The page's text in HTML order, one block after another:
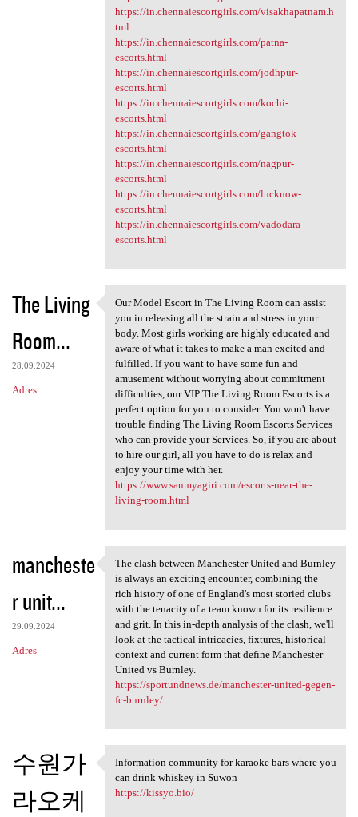
https://in.chennaiescortgirls.com/visakhapatnam.h
tml
https://in.chennaiescortgirls.com/patna-
escorts.html
https://in.chennaiescortgirls.com/jodhpur-
escorts.html
https://in.chennaiescortgirls.com/kochi-
escorts.html
https://in.chennaiescortgirls.com/gangtok-
escorts.html
https://in.chennaiescortgirls.com/nagpur-
escorts.html
https://in.chennaiescortgirls.com/lucknow-
escorts.html
https://in.chennaiescortgirls.com/vadodara-
escorts.html
The Living
Room...
28.09.2024
Adres
Our Model Escort in The
Our Model Escort in The Living Room can assist
you in releasing all the strain and stress in your
body. Most girls working are highly educated and
aware of what it takes to make a man excited and
fulfilled. If you want to have some fun and
amusement without worrying about commitment
difficulties, our VIP The Living Room Escorts is a
perfect option for you to consider. You won't have
trouble finding The Living Room Escorts Services
who can provide your Services. So, if you are about
to hire our girl, all you have to do is relax and
enjoy your time with her.
https://www.saumyagiri.com/escorts-near-the-
living-room.html
mancheste
r unit...
29.09.2024
Adres
The clash between Manchester
The clash between Manchester United and Burnley
is always an exciting encounter, combining the
rich history of one of England's most storied clubs
with the tenacity of a team known for its resilience
and grit. In this in-depth analysis of the clash, we'll
look at the tactical intricacies, fixtures, historical
context and current form that define Manchester
United vs Burnley.
https://sportundnews.de/manchester-united-gegen-
fc-burnley/
수원가
라오케
Information community for
Information community for karaoke bars where you
can drink whiskey in Suwon
https://kissyo.bio/